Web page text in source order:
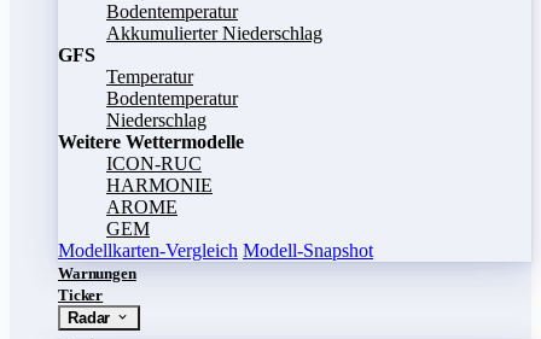
Bodentemperatur
Akkumulierter Niederschlag
GFS
Temperatur
Bodentemperatur
Niederschlag
Weitere Wettermodelle
ICON-RUC
HARMONIE
AROME
GEM
Modellkarten-Vergleich Modell-Snapshot
Warnungen
Ticker
Radar